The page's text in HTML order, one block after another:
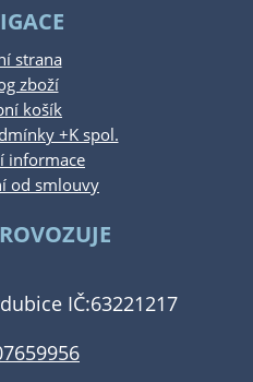
strana
zboží
košík
+K spol.
informace
od smlouvy
IČ:63221217